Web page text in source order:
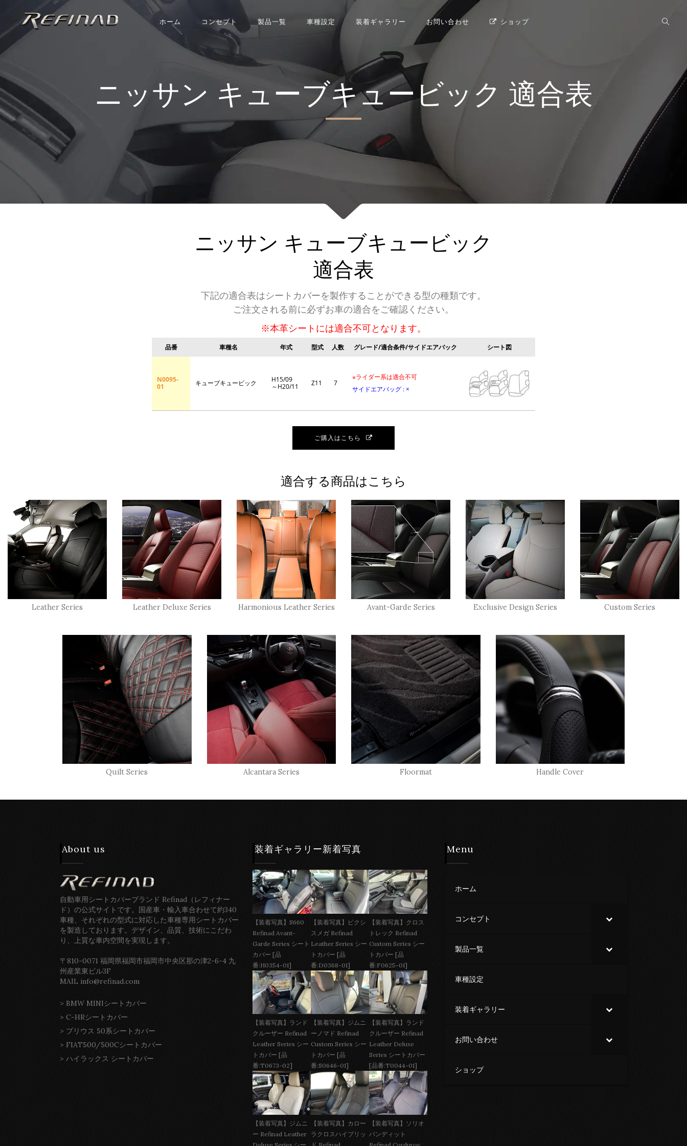
ホーム コンセプト 製品一覧 車種設定 装着ギャラリー お問い合わせ ショップ
ニッサン キューブキュービック 適合表
ニッサン キューブキュービック
適合表
下記の適合表はシートカバーを製作することができる型の種類です。
ご注文される前に必ずお車の適合をご確認ください。
※本革シートには適合不可となります。
品番 車種名 年式 型式 人数 グレード/適合条件/サイドエアバック シート図
N0095-
01
キューブキュービック
H15/09
～H20/11
Z11 7
※ライダー系は適合不可
サイドエアバッグ : ×
ご購入はこちら
適合する商品はこちら
Leather Series Leather Deluxe Series Harmonious Leather Series Avant-Garde Series Exclusive Design Series Custom Series
Quilt Series Alcantara Series Floormat Handle Cover
About us
自動車用シートカバーブランド Refinad（レフィナー
ド）の公式サイトです。国産車・輸入車合わせて約340
車種、それぞれの型式に対応した車種専用シートカバー
を製造しております。デザイン、品質、技術にこだわ
り、上質な車内空間を実現します。
〒810-0071 福岡県福岡市福岡市中央区那の津2-6-4 九
州産業東ビル3F
MAIL info@refinad.com
> BMW MINIシートカバー
> C-HRシートカバー
> プリウス 50系シートカバー
> FIAT500/500Cシートカバー
> ハイラックス シートカバー
装着ギャラリー新着写真
【装着写真】S660
Refinad Avant-
Garde Series シート
カバー [品
番:H0354-01]
【装着写真】ピクシ
スメガ Refinad
Leather Series シー
トカバー [品
番:D0368-01]
【装着写真】クロス
トレック Refinad
Custom Series シー
トカバー [品
番:F0625-01]
【装着写真】ランド
クルーザー Refinad
Leather Series シー
トカバー [品
番:T0673-02]
【装着写真】ジムニ
ーノマド Refinad
Custom Series シー
トカバー [品
番:S0646-01]
【装着写真】ランド
クルーザー Refinad
Leather Deluxe
Series シートカバー
[品番:T0044-01]
【装着写真】ジムニ
ー Refinad Leather
【装着写真】カロー
ラクロスハイブリッ
【装着写真】ソリオ
バンディット
Menu
ホーム
コンセプト
製品一覧
車種設定
装着ギャラリー
お問い合わせ
ショップ